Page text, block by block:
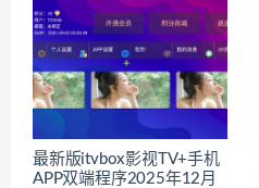
最新版itvbox影视TV+手机
APP双端程序2025年12月